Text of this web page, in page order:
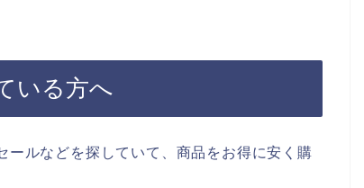
いる方へ
ールなどを探していて、商品をお得に安く購